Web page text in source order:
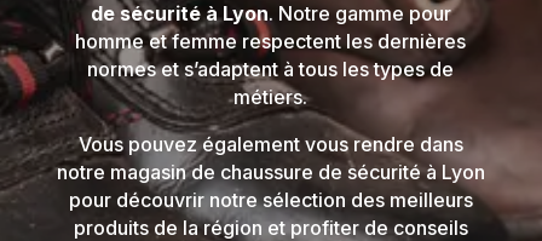
de sécurité à Lyon. Notre gamme pour
homme et femme respectent les dernières
normes et s’adaptent à tous les types de
métiers.
Vous pouvez également vous rendre dans
notre magasin de chaussure de sécurité à Lyon
pour découvrir notre sélection des meilleurs
produits de la région et profiter de conseils